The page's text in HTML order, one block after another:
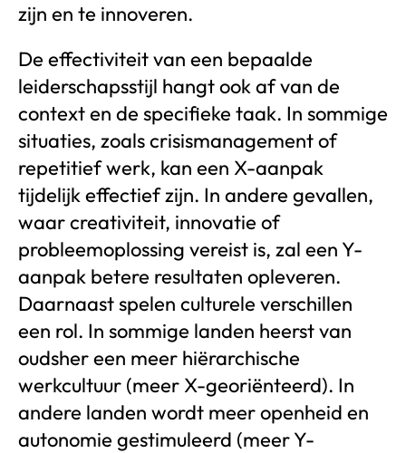
zijn en te innoveren.
De effectiviteit van een bepaalde
leiderschapsstijl hangt ook af van de
context en de specifieke taak. In sommige
situaties, zoals crisismanagement of
repetitief werk, kan een X-aanpak
tijdelijk effectief zijn. In andere gevallen,
waar creativiteit, innovatie of
probleemoplossing vereist is, zal een Y-
aanpak betere resultaten opleveren.
Daarnaast spelen culturele verschillen
een rol. In sommige landen heerst van
oudsher een meer hiërarchische
werkcultuur (meer X-georiënteerd). In
andere landen wordt meer openheid en
autonomie gestimuleerd (meer Y-